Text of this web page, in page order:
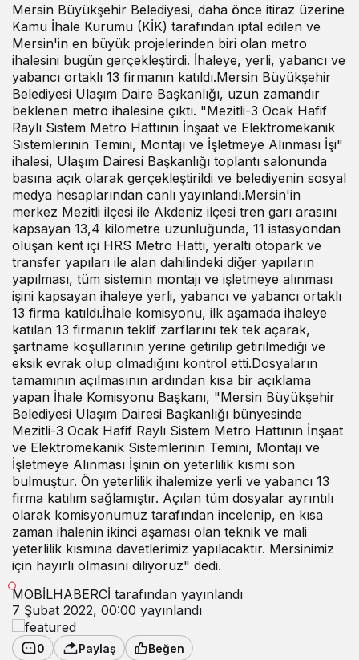
Mersin Büyükşehir Belediyesi, daha önce itiraz üzerine
Kamu İhale Kurumu (KİK) tarafından iptal edilen ve
Mersin'in en büyük projelerinden biri olan metro
ihalesini bugün gerçekleştirdi. İhaleye, yerli, yabancı ve
yabancı ortaklı 13 firmanın katıldı.Mersin Büyükşehir
Belediyesi Ulaşım Daire Başkanlığı, uzun zamandır
beklenen metro ihalesine çıktı. "Mezitli-3 Ocak Hafif
Raylı Sistem Metro Hattının İnşaat ve Elektromekanik
Sistemlerinin Temini, Montajı ve İşletmeye Alınması İşi"
ihalesi, Ulaşım Dairesi Başkanlığı toplantı salonunda
basına açık olarak gerçekleştirildi ve belediyenin sosyal
medya hesaplarından canlı yayınlandı.Mersin'in
merkez Mezitli ilçesi ile Akdeniz ilçesi tren garı arasını
kapsayan 13,4 kilometre uzunluğunda, 11 istasyondan
oluşan kent içi HRS Metro Hattı, yeraltı otopark ve
transfer yapıları ile alan dahilindeki diğer yapıların
yapılması, tüm sistemin montajı ve işletmeye alınması
işini kapsayan ihaleye yerli, yabancı ve yabancı ortaklı
13 firma katıldı.İhale komisyonu, ilk aşamada ihaleye
katılan 13 firmanın teklif zarflarını tek tek açarak,
şartname koşullarının yerine getirilip getirilmediği ve
eksik evrak olup olmadığını kontrol etti.Dosyaların
tamamının açılmasının ardından kısa bir açıklama
yapan İhale Komisyonu Başkanı, "Mersin Büyükşehir
Belediyesi Ulaşım Dairesi Başkanlığı bünyesinde
Mezitli-3 Ocak Hafif Raylı Sistem Metro Hattının İnşaat
ve Elektromekanik Sistemlerinin Temini, Montajı ve
İşletmeye Alınması İşinin ön yeterlilik kısmı son
bulmuştur. Ön yeterlilik ihalemize yerli ve yabancı 13
firma katılım sağlamıştır. Açılan tüm dosyalar ayrıntılı
olarak komisyonumuz tarafından incelenip, en kısa
zaman ihalenin ikinci aşaması olan teknik ve mali
yeterlilik kısmına davetlerimiz yapılacaktır. Mersinimiz
için hayırlı olmasını diliyoruz" dedi.
MOBİLHABERCİ tarafından yayınlandı
7 Şubat 2022, 00:00 yayınlandı
0 Paylaş Beğen